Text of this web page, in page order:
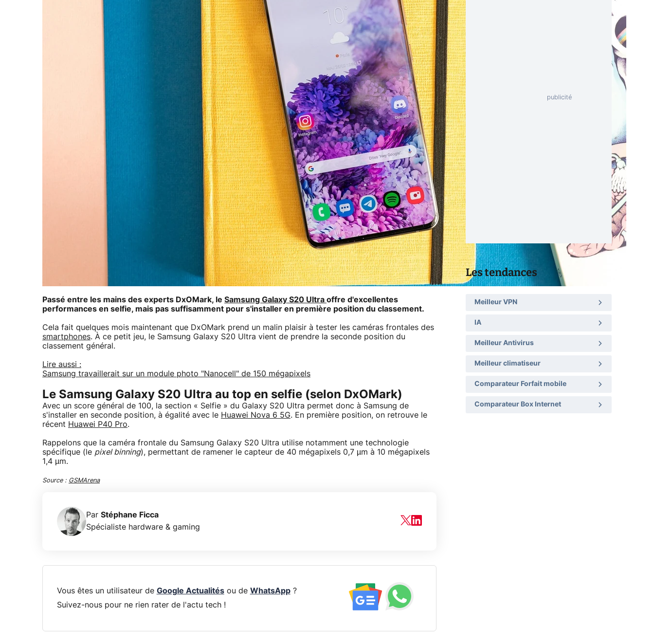
Passé entre les mains des experts DxOMark, le Samsung Galaxy S20 Ultra offre d'excellentes
performances en selfie, mais pas suffisamment pour s'installer en première position du classement.
Cela fait quelques mois maintenant que DxOMark prend un malin plaisir à tester les caméras frontales des
smartphones. À ce petit jeu, le Samsung Galaxy S20 Ultra vient de prendre la seconde position du
classement général.
Lire aussi :
Samsung travaillerait sur un module photo "Nanocell" de 150 mégapixels
Le Samsung Galaxy S20 Ultra au top en selfie (selon DxOMark)
Avec un score général de 100, la section « Selfie » du Galaxy S20 Ultra permet donc à Samsung de
s'installer en seconde position, à égalité avec le Huawei Nova 6 5G. En première position, on retrouve le
récent Huawei P40 Pro.
Rappelons que la caméra frontale du Samsung Galaxy S20 Ultra utilise notamment une technologie
spécifique (le pixel binning), permettant de ramener le capteur de 40 mégapixels 0,7 µm à 10 mégapixels
1,4 µm.
Source : GSMArena
Par Stéphane Ficca
Spécialiste hardware & gaming
Vous êtes un utilisateur de Google Actualitésou de WhatsApp?
Suivez-nous pour ne rien rater de l'actu tech !
Les tendances
Meilleur VPN
IA
Meilleur Antivirus
Meilleur climatiseur
Comparateur Forfait mobile
Comparateur Box Internet